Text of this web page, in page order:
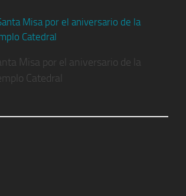
Misa por el aniversario de la
Catedral